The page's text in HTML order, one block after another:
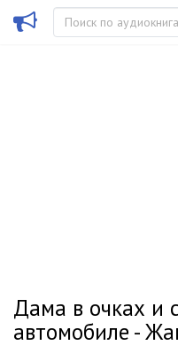
Дама в очках и
автомобиле -